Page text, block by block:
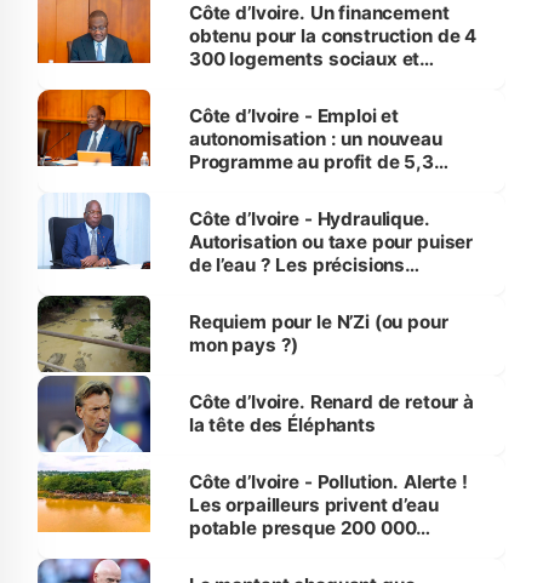
Côte d’Ivoire. Un financement
obtenu pour la construction de 4
300 logements sociaux et
et Yamoussoukro
Côte d’Ivoire - Emploi et
autonomisation : un nouveau
Programme au profit de 5,3
Côte d’Ivoire - Hydraulique.
Autorisation ou taxe pour puiser
de l’eau ? Les précisions
Requiem pour le N’Zi (ou pour
mon pays ?)
Côte d’Ivoire. Renard de retour à
la tête des Éléphants
Côte d’Ivoire - Pollution. Alerte !
Les orpailleurs privent d’eau
potable presque 200 000